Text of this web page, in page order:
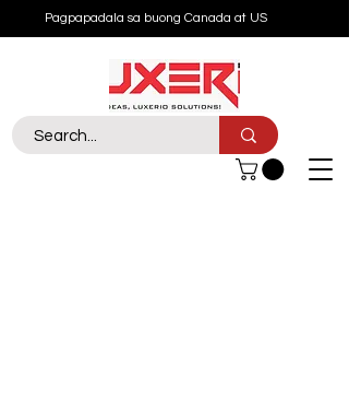
Pagpapadala sa buong Canada at US